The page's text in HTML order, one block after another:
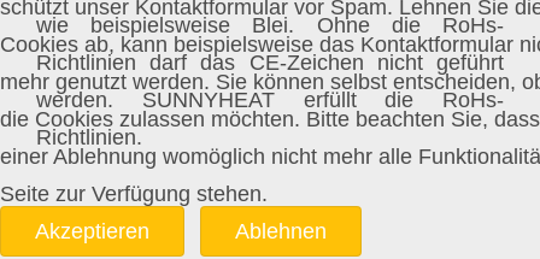
wie beispielsweise Blei. Ohne die RoHs-
Richtlinien darf das CE-Zeichen nicht geführt
werden. SUNNYHEAT erfüllt die RoHs-
Richtlinien.
schützt unser Kontaktformular vor Spam. Lehnen Sie
Cookies ab, kann beispielsweise das Kontaktformular
mehr genutzt werden. Sie können selbst entscheiden,
die Cookies zulassen möchten. Bitte beachten Sie,
einer Ablehnung womöglich nicht mehr alle
Seite zur Verfügung stehen.
Akzeptieren
Ablehnen